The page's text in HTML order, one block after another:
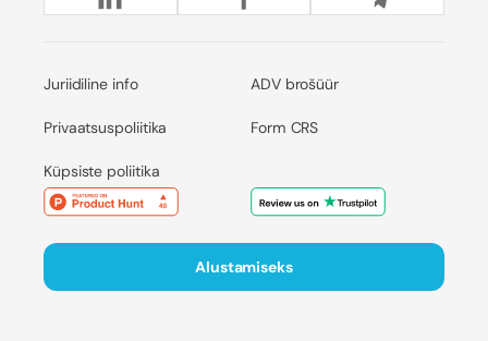
Juriidiline info
Privaatsuspoliitika
Küpsiste poliitika
ADV brošüür
Form CRS
Alustamiseks